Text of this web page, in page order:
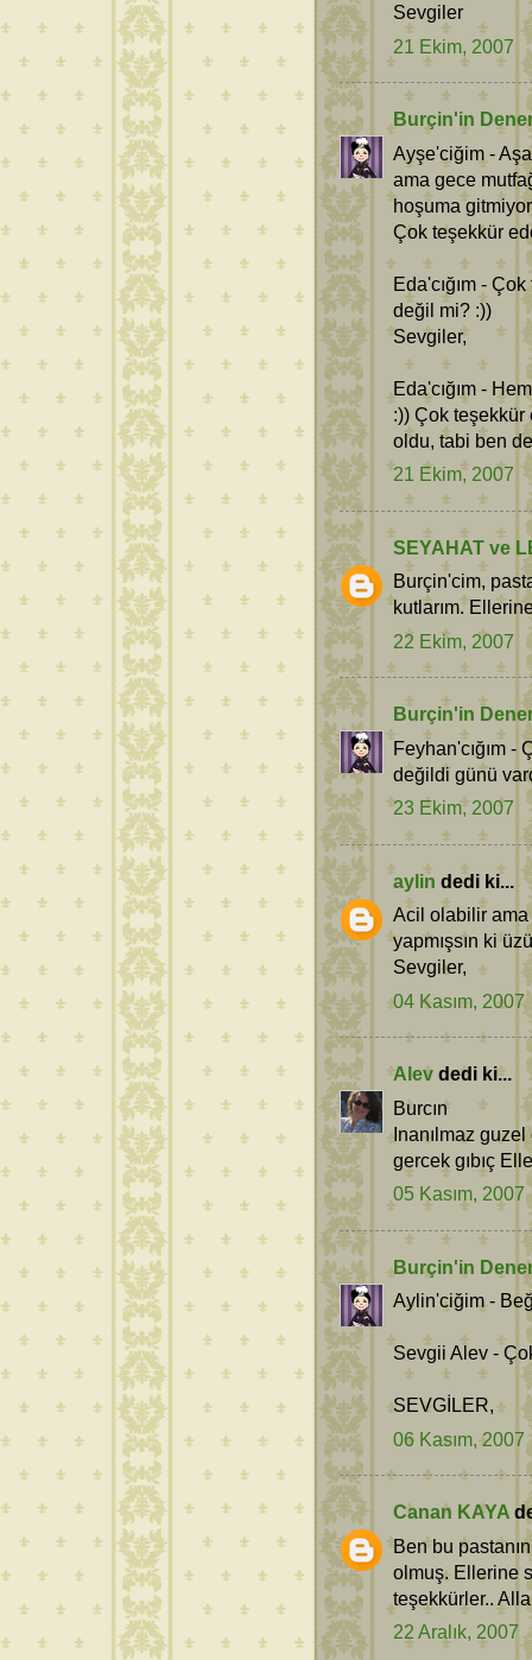
Sevgiler
21 Ekim, 2007
Burçin'in
Ayşe'ciğim -
ama gece
hoşuma
Çok teşekkür
Eda'cığım -
değil mi? :))
Sevgiler,
Eda'cığım -
:)) Çok
oldu, tabi ben
21 Ekim, 2007
SEYAHAT ve
Burçin'cim,
kutlarım.
22 Ekim, 2007
Burçin'in
Feyhan'cığım -
değildi günü
23 Ekim, 2007
aylin dedi ki...
Acil olabilir
yapmışsın ki
Sevgiler,
04 Kasım, 2007
Alev dedi ki...
Burcın
Inanılmaz
gercek gıbıç
05 Kasım, 2007
Burçin'in
Aylin'ciğim -
Sevgii Alev -
SEVGİLER,
06 Kasım, 2007
Canan KAYA
Ben bu
olmuş. Ellerine
teşekkürler..
22 Aralık, 2007